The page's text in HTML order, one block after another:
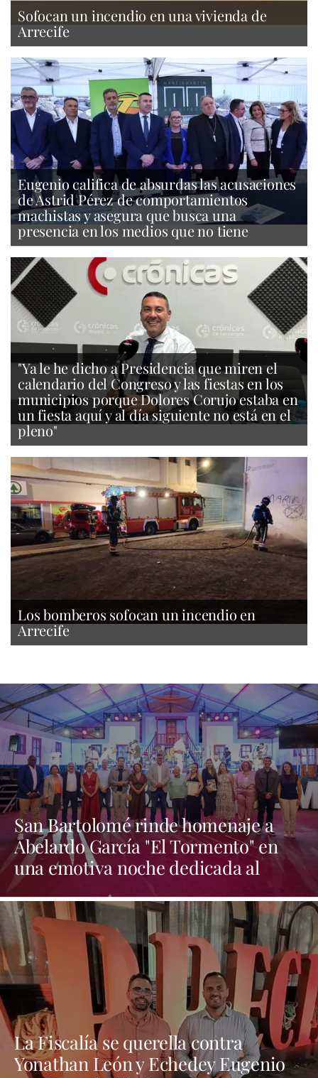
Sofocan un incendio en una vivienda de
Arrecife
Eugenio califica de absurdas las acusaciones
de Astrid Pérez de comportamientos
machistas y asegura que busca una
presencia en los medios que no tiene
"Ya le he dicho a Presidencia que miren el
calendario del Congreso y las fiestas en los
municipios porque Dolores Corujo estaba en
un fiesta aquí y al día siguiente no está en el
pleno"
Los bomberos sofocan un incendio en
Arrecife
San Bartolomé rinde homenaje a
Abelardo García "El Tormento" en
una emotiva noche dedicada al
folclore canario
La Fiscalía se querella contra
Yonathan León y Echedey Eugenio